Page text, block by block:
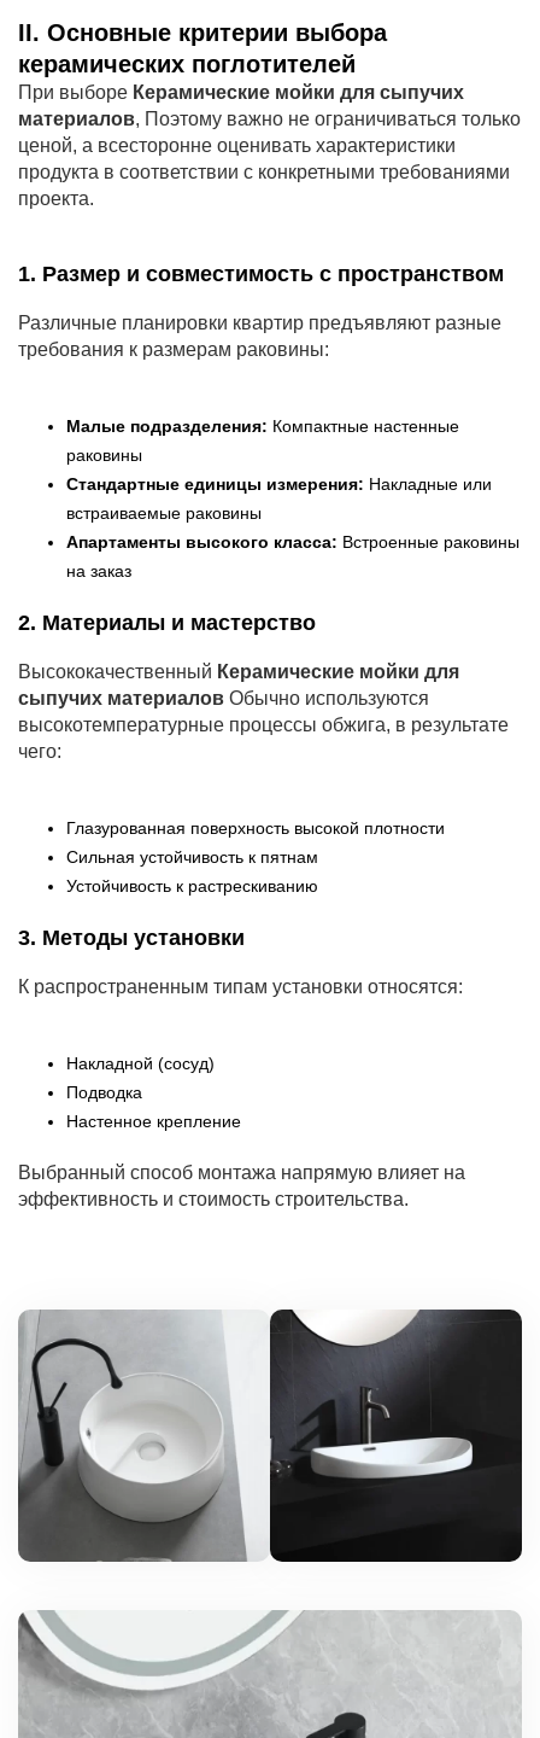
II. Основные критерии выбора
керамических поглотителей
При выборе Керамические мойки для сыпучих
материалов, Поэтому важно не ограничиваться только
ценой, а всесторонне оценивать характеристики
продукта в соответствии с конкретными требованиями
проекта.
1. Размер и совместимость с пространством
Различные планировки квартир предъявляют разные
требования к размерам раковины:
Малые подразделения: Компактные настенные
раковины
Стандартные единицы измерения: Накладные или
встраиваемые раковины
Апартаменты высокого класса: Встроенные раковины
на заказ
2. Материалы и мастерство
Высококачественный Керамические мойки для
сыпучих материалов Обычно используются
высокотемпературные процессы обжига, в результате
чего:
Глазурованная поверхность высокой плотности
Сильная устойчивость к пятнам
Устойчивость к растрескиванию
3. Методы установки
К распространенным типам установки относятся:
Накладной (сосуд)
Подводка
Настенное крепление
Выбранный способ монтажа напрямую влияет на
эффективность и стоимость строительства.